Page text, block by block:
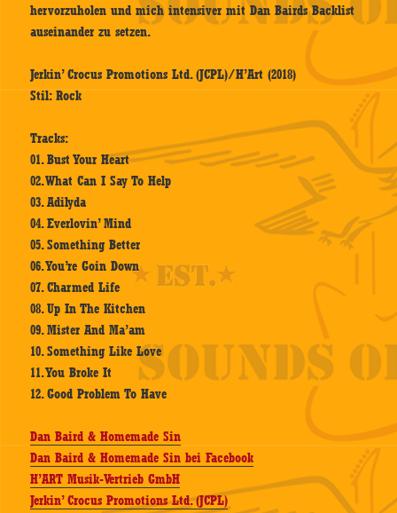
hervorzuholen und mich intensiver mit Dan Bairds Backlist
auseinander zu setzen.
Jerkin’ Crocus Promotions Ltd. (JCPL)/H’Art (2018)
Stil: Rock
Tracks:
01. Bust Your Heart
02. What Can I Say To Help
03. Adilyda
04. Everlovin’ Mind
05. Something Better
06. You’re Goin Down
07. Charmed Life
08. Up In The Kitchen
09. Mister And Ma’am
10. Something Like Love
11. You Broke It
12. Good Problem To Have
Dan Baird & Homemade Sin
Dan Baird & Homemade Sin bei Facebook
H’ART Musik-Vertrieb GmbH
Jerkin’ Crocus Promotions Ltd. (JCPL)